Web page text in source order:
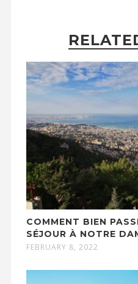
COMMENT BIEN
SÉJOUR À NOTRE
FEBRUARY 8, 2022